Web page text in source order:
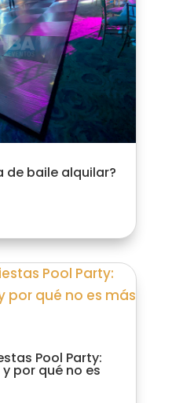
de baile alquilar?
Pool Party:
por qué no es